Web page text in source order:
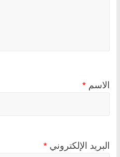
الاسم *
البريد الإلكتروني *